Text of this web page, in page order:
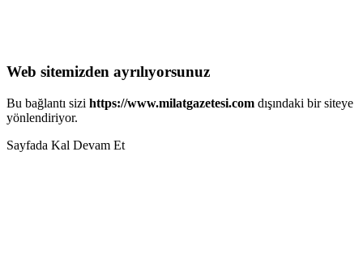
Web sitemizden ayrılıyorsunuz
Bu bağlantı sizi https://www.milatgazetesi.com dışındaki bir siteye
yönlendiriyor.
Sayfada Kal Devam Et